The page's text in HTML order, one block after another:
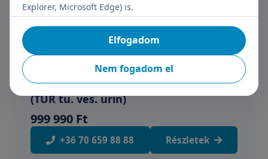
919 990 Ft
Húgyhólyagtumor eltávolítása TUR
(TUR tu. ves. urin)
999 990 Ft
+36 70 659 88 88 Részletek
Explorer, Microsoft Edge) is.
Nem fogadom el
Elfogadom